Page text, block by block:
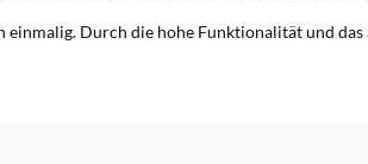
Durch die hohe Funktionalität und